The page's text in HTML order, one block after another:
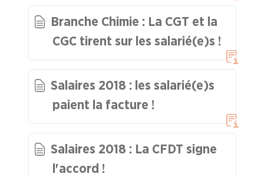
CONNAÎTRE
OUTILS
AGENDA
Branche Chimie : La CGT et la
CGC tirent sur les salarié(e)s !
Salaires 2018 : les salarié(e)s
paient la facture !
Salaires 2018 : La CFDT signe
l'accord !